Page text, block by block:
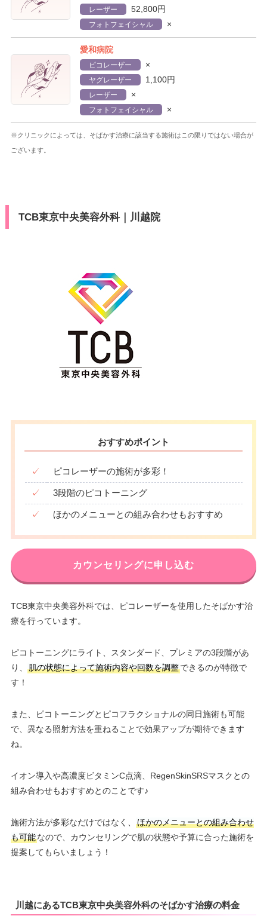
レーザー 52,800円
フォトフェイシャル ×
愛和病院
ピコレーザー ×
ヤグレーザー 1,100円
レーザー ×
フォトフェイシャル ×
※クリニックによっては、そばかす治療に該当する施術はこの限りではない場合が
ございます。
TCB東京中央美容外科｜川越院
おすすめポイント
✓ ピコレーザーの施術が多彩！
✓ 3段階のピコトーニング
✓ ほかのメニューとの組み合わせもおすすめ
カウンセリングに申し込む
TCB東京中央美容外科では、ピコレーザーを使用したそばかす治
療を行っています。
ピコトーニングにライト、スタンダード、プレミアの3段階があ
り、
肌の状態によって施術内容や回数を調整できるのが特徴で
す！
また、ピコトーニングとピコフラクショナルの同日施術も可能
で、異なる照射方法を重ねることで効果アップが期待できます
ね。
イオン導入や高濃度ビタミンC点滴、RegenSkinSRSマスクとの
組み合わせもおすすめとのことです♪
施術方法が多彩なだけではなく、
ほかのメニューとの組み合わせ
も可能なので、カウンセリングで肌の状態や予算に合った施術を
提案してもらいましょう！
川越にあるTCB東京中央美容外科のそばかす治療の料金